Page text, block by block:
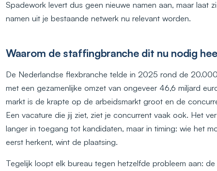
Spadework levert dus geen nieuwe namen aan, maar laat
namen uit je bestaande netwerk nu relevant worden.
Waarom de staffingbranche dit nu nodig
De Nederlandse flexbranche telde in 2025 rond de
met een gezamenlijke omzet van ongeveer 46,6 miljard
markt is de krapte op de arbeidsmarkt groot en de
Een vacature die jij ziet, ziet je concurrent vaak ook. Het
langer in toegang tot kandidaten, maar in timing: wie het
eerst herkent, wint de plaatsing.
Tegelijk loopt elk bureau tegen hetzelfde probleem aan: